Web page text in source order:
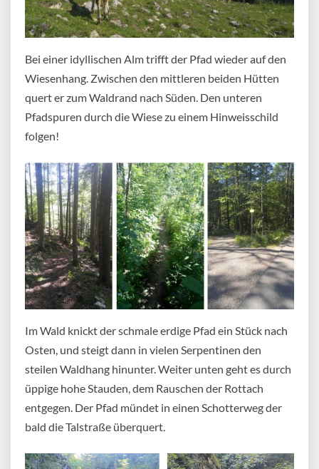
Bei einer idyllischen Alm trifft der Pfad wieder auf den
Wiesenhang. Zwischen den mittleren beiden Hütten
quert er zum Waldrand nach Süden. Den unteren
Pfadspuren durch die Wiese zu einem Hinweisschild
folgen!
Im Wald knickt der schmale erdige Pfad ein Stück nach
Osten, und steigt dann in vielen Serpentinen den
steilen Waldhang hinunter. Weiter unten geht es durch
üppige hohe Stauden, dem Rauschen der Rottach
entgegen. Der Pfad mündet in einen Schotterweg der
bald die Talstraße überquert.